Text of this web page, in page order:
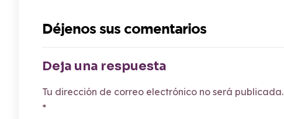
Déjenos sus comentarios
Deja una respuesta
Tu dirección de correo electrónico no será publicada.
*